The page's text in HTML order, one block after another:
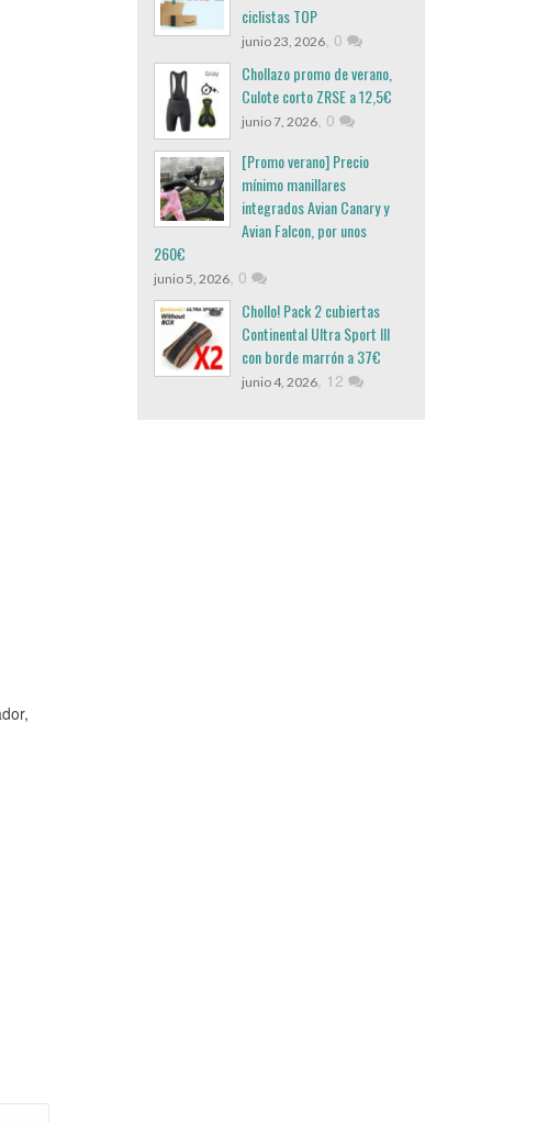
ciclistas TOP
junio 23, 2026, 0
Chollazo promo de verano,
Culote corto ZRSE a 12,5€
junio 7, 2026, 0
[Promo verano] Precio
mínimo manillares
integrados Avian Canary y
Avian Falcon, por unos
260€
junio 5, 2026, 0
Chollo! Pack 2 cubiertas
Continental Ultra Sport III
con borde marrón a 37€
junio 4, 2026, 12